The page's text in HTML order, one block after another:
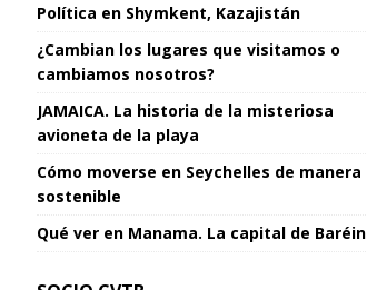
Política en Shymkent, Kazajistán
¿Cambian los lugares que visitamos o
cambiamos nosotros?
JAMAICA. La historia de la misteriosa
avioneta de la playa
Cómo moverse en Seychelles de manera
sostenible
Qué ver en Manama. La capital de Baréin